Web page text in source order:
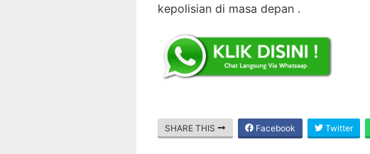
kepolisian di masa depan .
SHARE THIS Facebook Twitter